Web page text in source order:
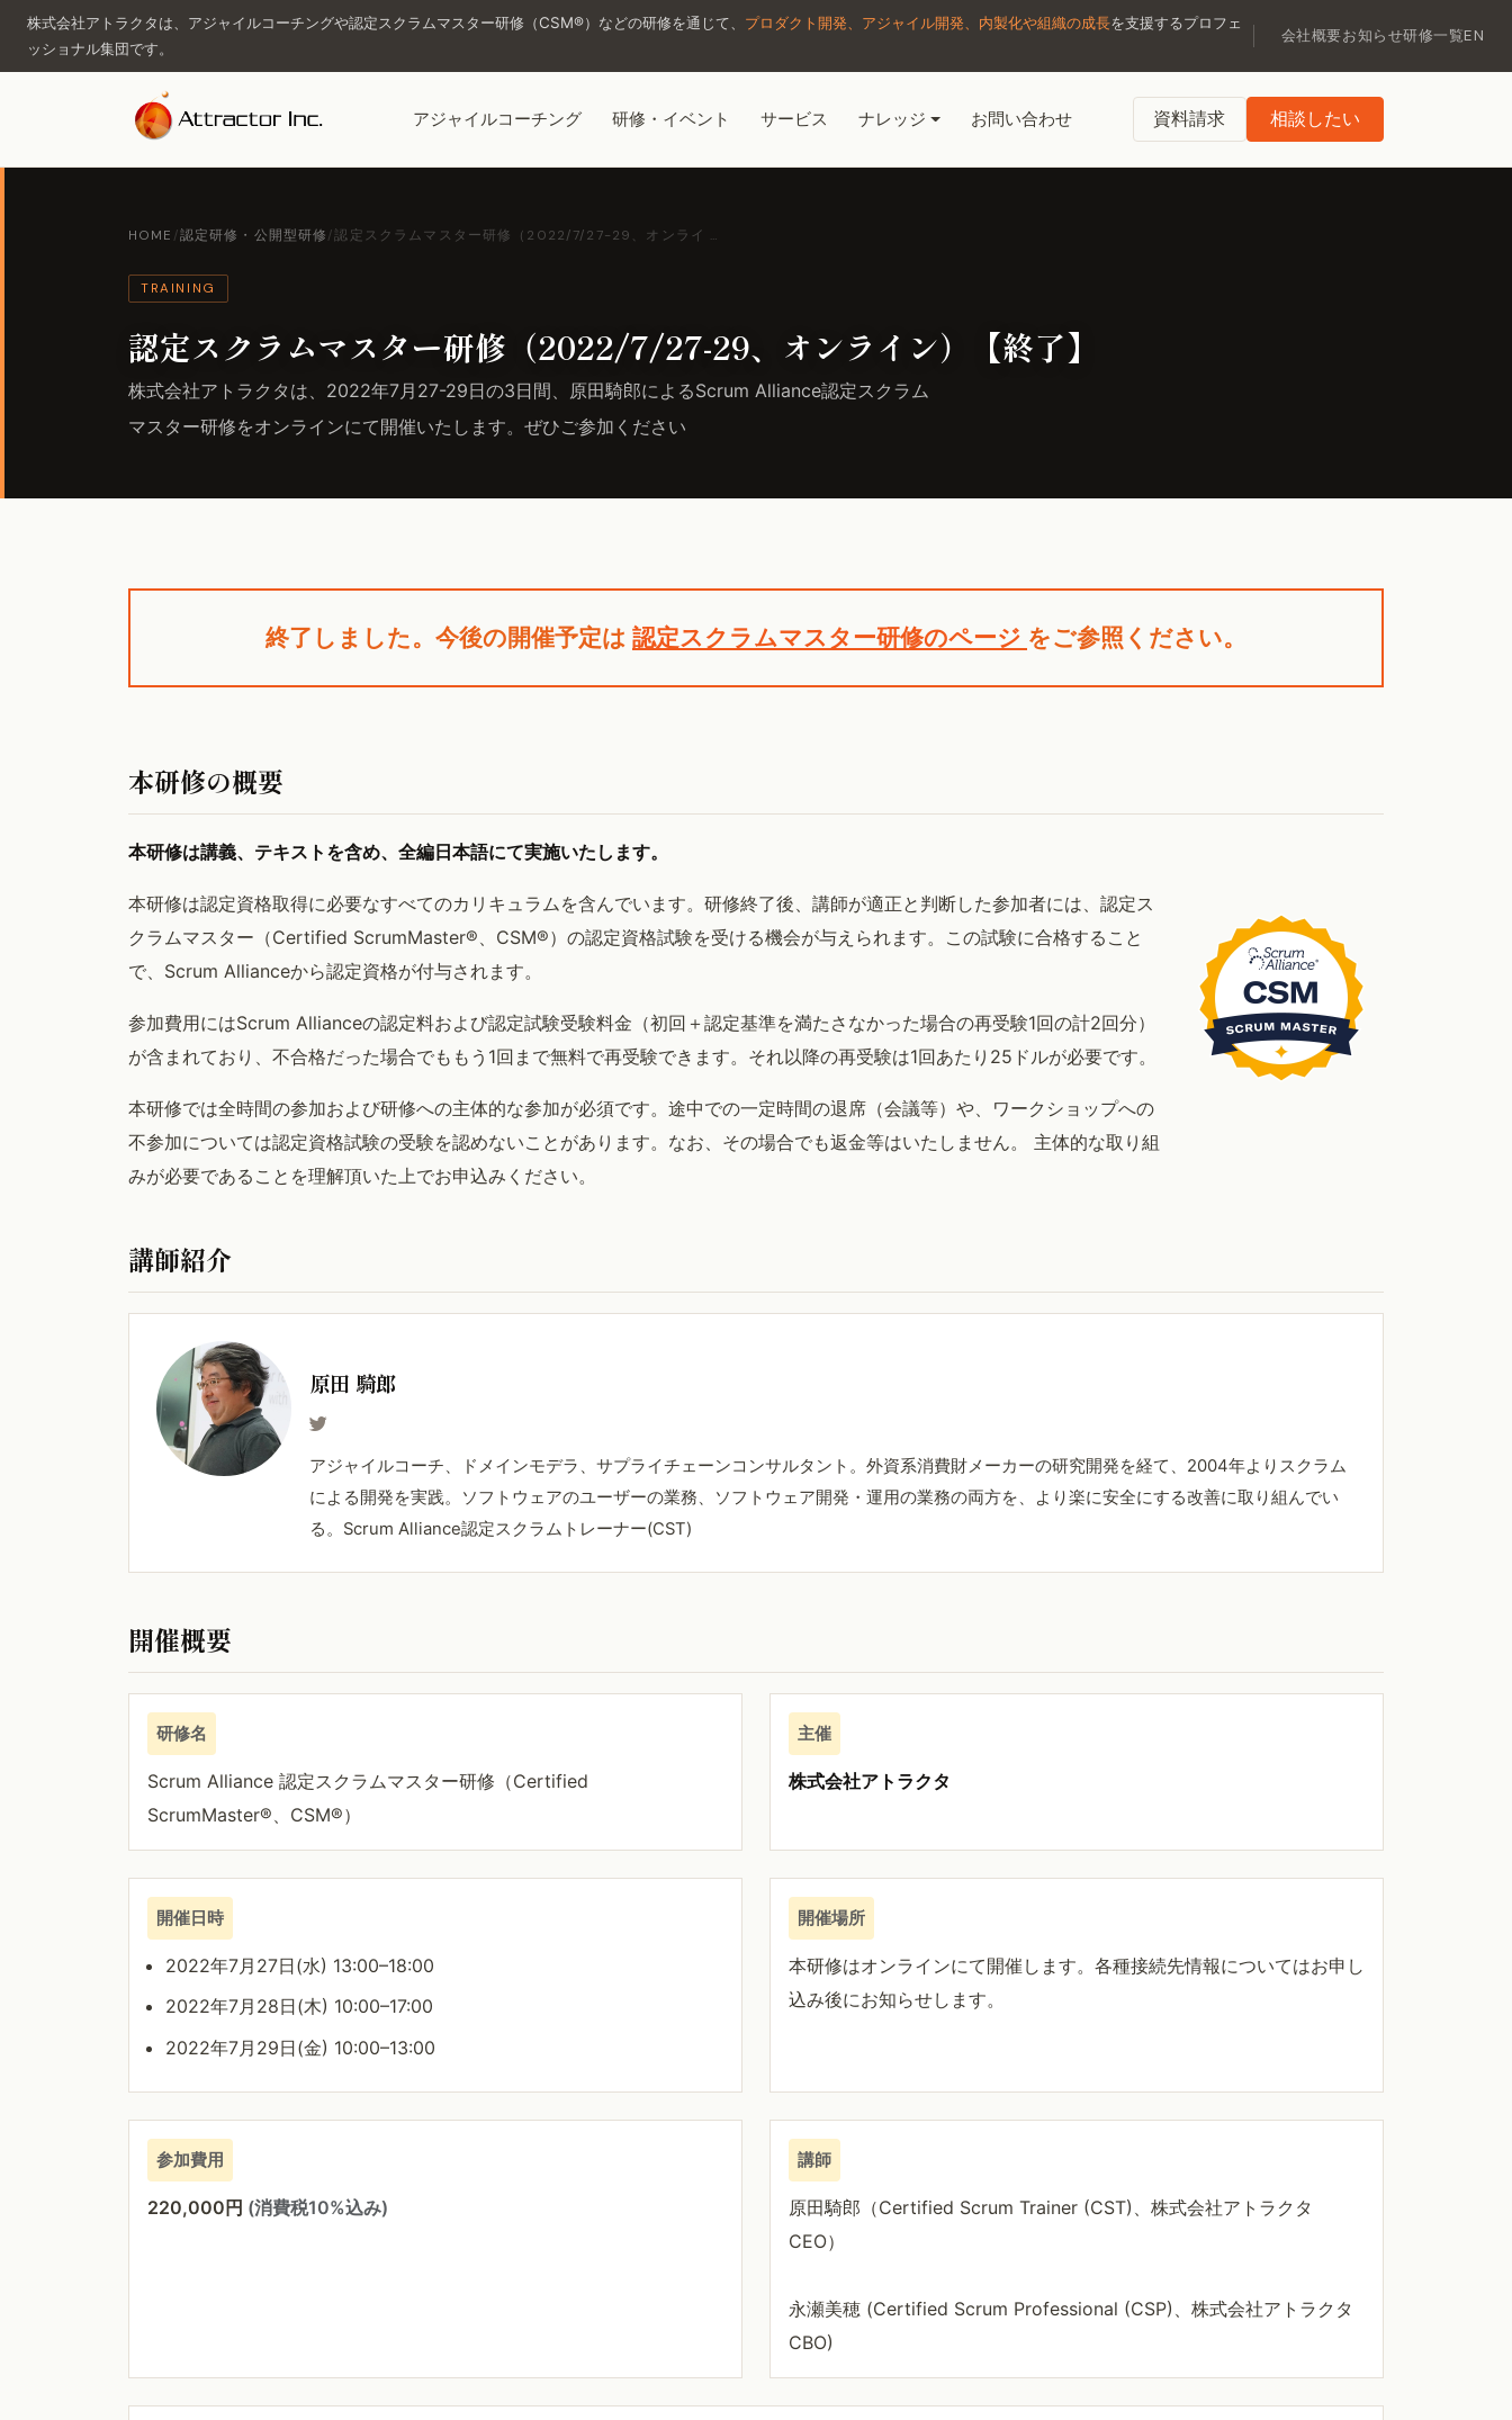
株式会社アトラクタは、アジャイルコーチングや認定スクラムマスター研修（CSM®）などの研修を通じて、 プロダクト開発、アジャイル開発、内製化や組織の成長を支援するプロフェ
ッショナル集団です。
会社概要お知らせ研修一覧EN
アジャイルコーチング 研修・イベント サービス ナレッジ お問い合わせ 資料請求 相談したい
HOME /認定研修・公開型研修 /認定スクラムマスター研修（2022/7/27-29、オンライ …
TRAINING
認定スクラムマスター研修（2022/7/27-29、オンライン）【終了】
株式会社アトラクタは、2022年7月27-29日の3日間、原田騎郎によるScrum Alliance認定スクラム
マスター研修をオンラインにて開催いたします。ぜひご参加ください
終了しました。今後の開催予定は 認定スクラムマスター研修のページ をご参照ください。
本研修の概要
本研修は講義、テキストを含め、全編日本語にて実施いたします。
本研修は認定資格取得に必要なすべてのカリキュラムを含んでいます。研修終了後、講師が適正と判断した参加者には、認定ス
クラムマスター（Certified ScrumMaster®、CSM®）の認定資格試験を受ける機会が与えられます。この試験に合格すること
で、Scrum Allianceから認定資格が付与されます。
参加費用にはScrum Allianceの認定料および認定試験受験料金（初回＋認定基準を満たさなかった場合の再受験1回の計2回分）
が含まれており、不合格だった場合でももう1回まで無料で再受験できます。それ以降の再受験は1回あたり25ドルが必要です。
本研修では全時間の参加および研修への主体的な参加が必須です。途中での一定時間の退席（会議等）や、ワークショップへの
不参加については認定資格試験の受験を認めないことがあります。なお、その場合でも返金等はいたしません。 主体的な取り組
みが必要であることを理解頂いた上でお申込みください。
講師紹介
原田 騎郎
アジャイルコーチ、ドメインモデラ、サプライチェーンコンサルタント。外資系消費財メーカーの研究開発を経て、2004年よりスクラム
による開発を実践。ソフトウェアのユーザーの業務、ソフトウェア開発・運用の業務の両方を、より楽に安全にする改善に取り組んでい
る。Scrum Alliance認定スクラムトレーナー(CST)
開催概要
研修名
Scrum Alliance 認定スクラムマスター研修（Certified
ScrumMaster®、CSM®）
主催
株式会社アトラクタ
開催日時
2022年7月27日(水) 13:00–18:00
2022年7月28日(木) 10:00–17:00
2022年7月29日(金) 10:00–13:00
開催場所
本研修はオンラインにて開催します。各種接続先情報についてはお申し
込み後にお知らせします。
参加費用
220,000円 (消費税10%込み)
講師
原田騎郎（Certified Scrum Trainer (CST)、株式会社アトラクタ
CEO）
永瀬美穂 (Certified Scrum Professional (CSP)、株式会社アトラクタ
CBO)